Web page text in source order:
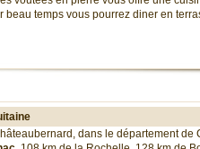
beau temps vous pourrez diner en
dans le département de